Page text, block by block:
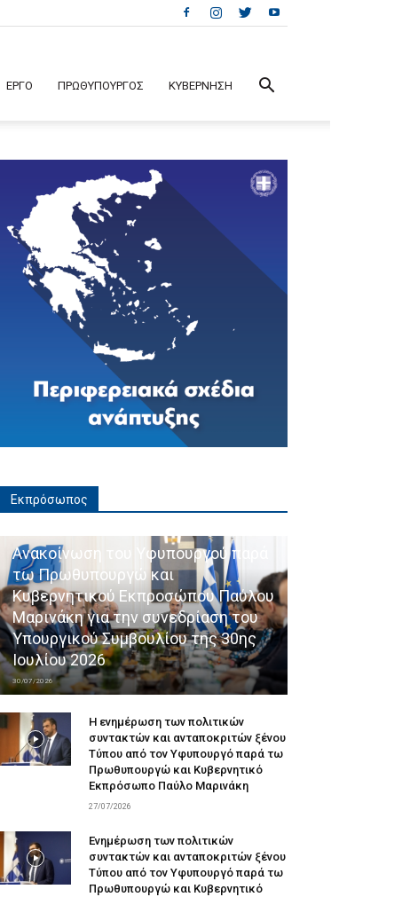
ΕΡΓΟ ΠΡΩΘΥΠΟΥΡΓΟΣ ΚΥΒΕΡΝΗΣΗ
Εκπρόσωπος
Ανακοίνωση του Υφυπουργού παρά
τω Πρωθυπουργώ και
Κυβερνητικού Εκπροσώπου Παύλου
Μαρινάκη για την συνεδρίαση του
Υπουργικού Συμβουλίου της 30ης
Ιουλίου 2026
30/07/2026
Η ενημέρωση των πολιτικών
συντακτών και ανταποκριτών ξένου
Τύπου από τον Υφυπουργό παρά τω
Πρωθυπουργώ και Κυβερνητικό
Εκπρόσωπο Παύλο Μαρινάκη
27/07/2026
Ενημέρωση των πολιτικών
συντακτών και ανταποκριτών ξένου
Τύπου από τον Υφυπουργό παρά τω
Πρωθυπουργώ και Κυβερνητικό